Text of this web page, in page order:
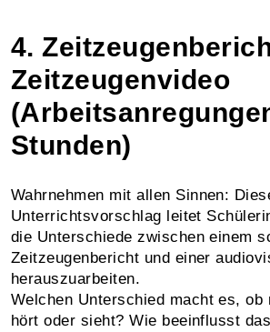
4.
Zeitzeugenvideo
Stunden)
Wahrnehmen mit allen Sinnen:
Unterrichtsvorschlag leitet
die Unterschiede zwischen einem
Zeitzeugenbericht und einer
herauszuarbeiten.
Welchen Unterschied macht es, ob
hört oder sieht? Wie beeinflusst